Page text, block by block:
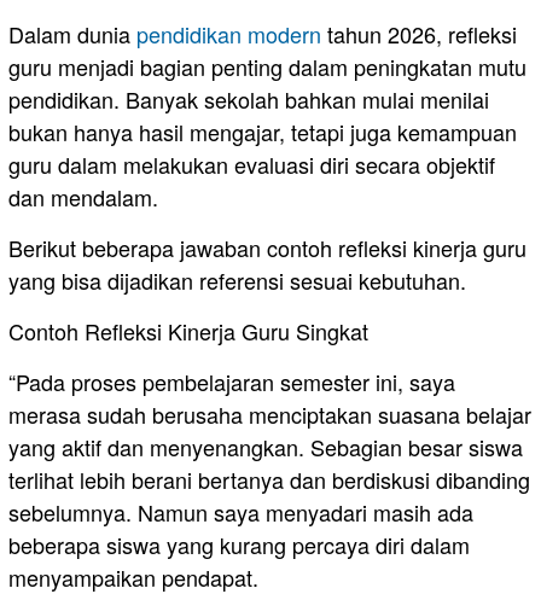
Dalam dunia pendidikan modern tahun 2026, refleksi
guru menjadi bagian penting dalam peningkatan mutu
pendidikan. Banyak sekolah bahkan mulai menilai
bukan hanya hasil mengajar, tetapi juga kemampuan
guru dalam melakukan evaluasi diri secara objektif
dan mendalam.
Berikut beberapa jawaban contoh refleksi kinerja guru
yang bisa dijadikan referensi sesuai kebutuhan.
Contoh Refleksi Kinerja Guru Singkat
“Pada proses pembelajaran semester ini, saya
merasa sudah berusaha menciptakan suasana belajar
yang aktif dan menyenangkan. Sebagian besar siswa
terlihat lebih berani bertanya dan berdiskusi dibanding
sebelumnya. Namun saya menyadari masih ada
beberapa siswa yang kurang percaya diri dalam
menyampaikan pendapat.